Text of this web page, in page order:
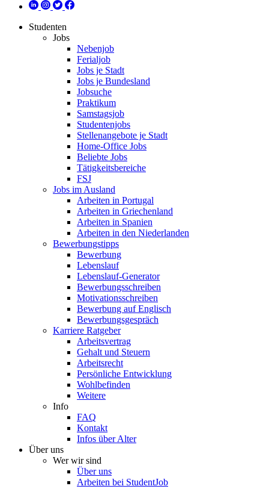
Studenten
Jobs
Nebenjob
Ferialjob
Jobs je Stadt
Jobs je Bundesland
Jobsuche
Praktikum
Samstagsjob
Studentenjobs
Stellenangebote je Stadt
Home-Office Jobs
Beliebte Jobs
Tätigkeitsbereiche
FSJ
Jobs im Ausland
Arbeiten in Portugal
Arbeiten in Griechenland
Arbeiten in Spanien
Arbeiten in den Niederlanden
Bewerbungstipps
Bewerbung
Lebenslauf
Lebenslauf-Generator
Bewerbungsschreiben
Motivationsschreiben
Bewerbung auf Englisch
Bewerbungsgespräch
Karriere Ratgeber
Arbeitsvertrag
Gehalt und Steuern
Arbeitsrecht
Persönliche Entwicklung
Wohlbefinden
Weitere
Info
FAQ
Kontakt
Infos über Alter
Über uns
Wer wir sind
Über uns
Arbeiten bei StudentJob